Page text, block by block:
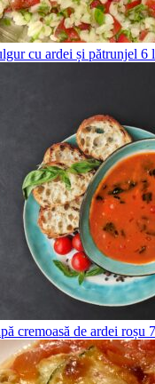
cu ardei și pătrunjel 6
cremoasă de ardei roșu 7